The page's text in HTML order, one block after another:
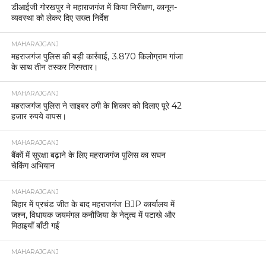
डीआईजी गोरखपुर ने महाराजगंज में किया निरीक्षण, कानून-
व्यवस्था को लेकर दिए सख्त निर्देश
MAHARAJGANJ
महराजगंज पुलिस की बड़ी कार्रवाई, 3.870 किलोग्राम गांजा
के साथ तीन तस्कर गिरफ्तार।
MAHARAJGANJ
महराजगंज पुलिस ने साइबर ठगी के शिकार को दिलाए पूरे 42
हजार रुपये वापस।
MAHARAJGANJ
बैंकों में सुरक्षा बढ़ाने के लिए महराजगंज पुलिस का सघन
चेकिंग अभियान
MAHARAJGANJ
बिहार में प्रचंड जीत के बाद महराजगंज BJP कार्यालय में
जश्न, विधायक जयमंगल कनौजिया के नेतृत्व में पटाखे और
मिठाइयाँ बाँटी गईं
MAHARAJGANJ